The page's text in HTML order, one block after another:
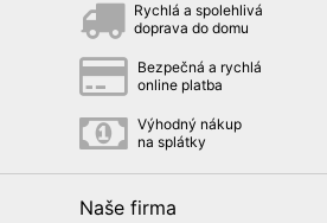
Rychlá a spolehlivá
doprava do domu
Bezpečná a rychlá
online platba
Výhodný nákup
na splátky
Naše firma